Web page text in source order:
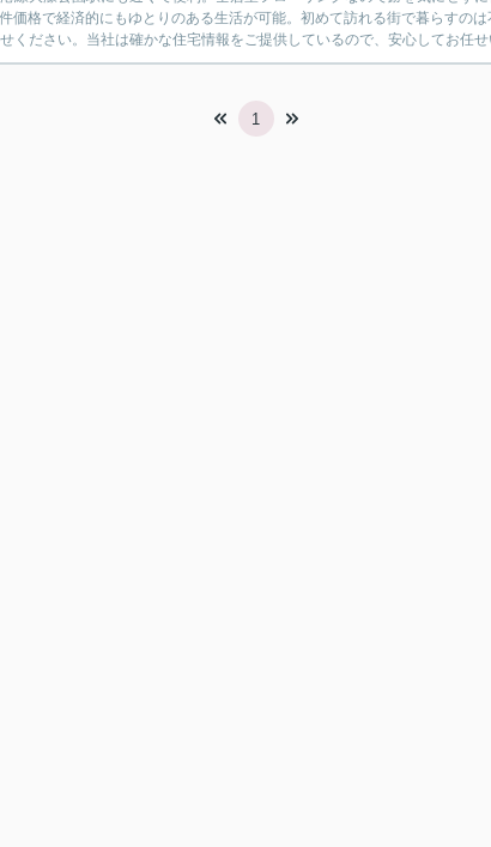
価格で経済的にもゆとりのある生活が可能。初めて訪れる街で暮らすの
ください。当社は確かな住宅情報をご提供しているので、安心してお任せ
1